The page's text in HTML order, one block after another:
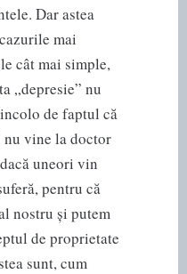
Dar astea
mai
cât mai simple,
„depresie” nu
de faptul că
nu vine la doctor
uneori vin
pentru că
nostru și putem
de proprietate
sunt, cum